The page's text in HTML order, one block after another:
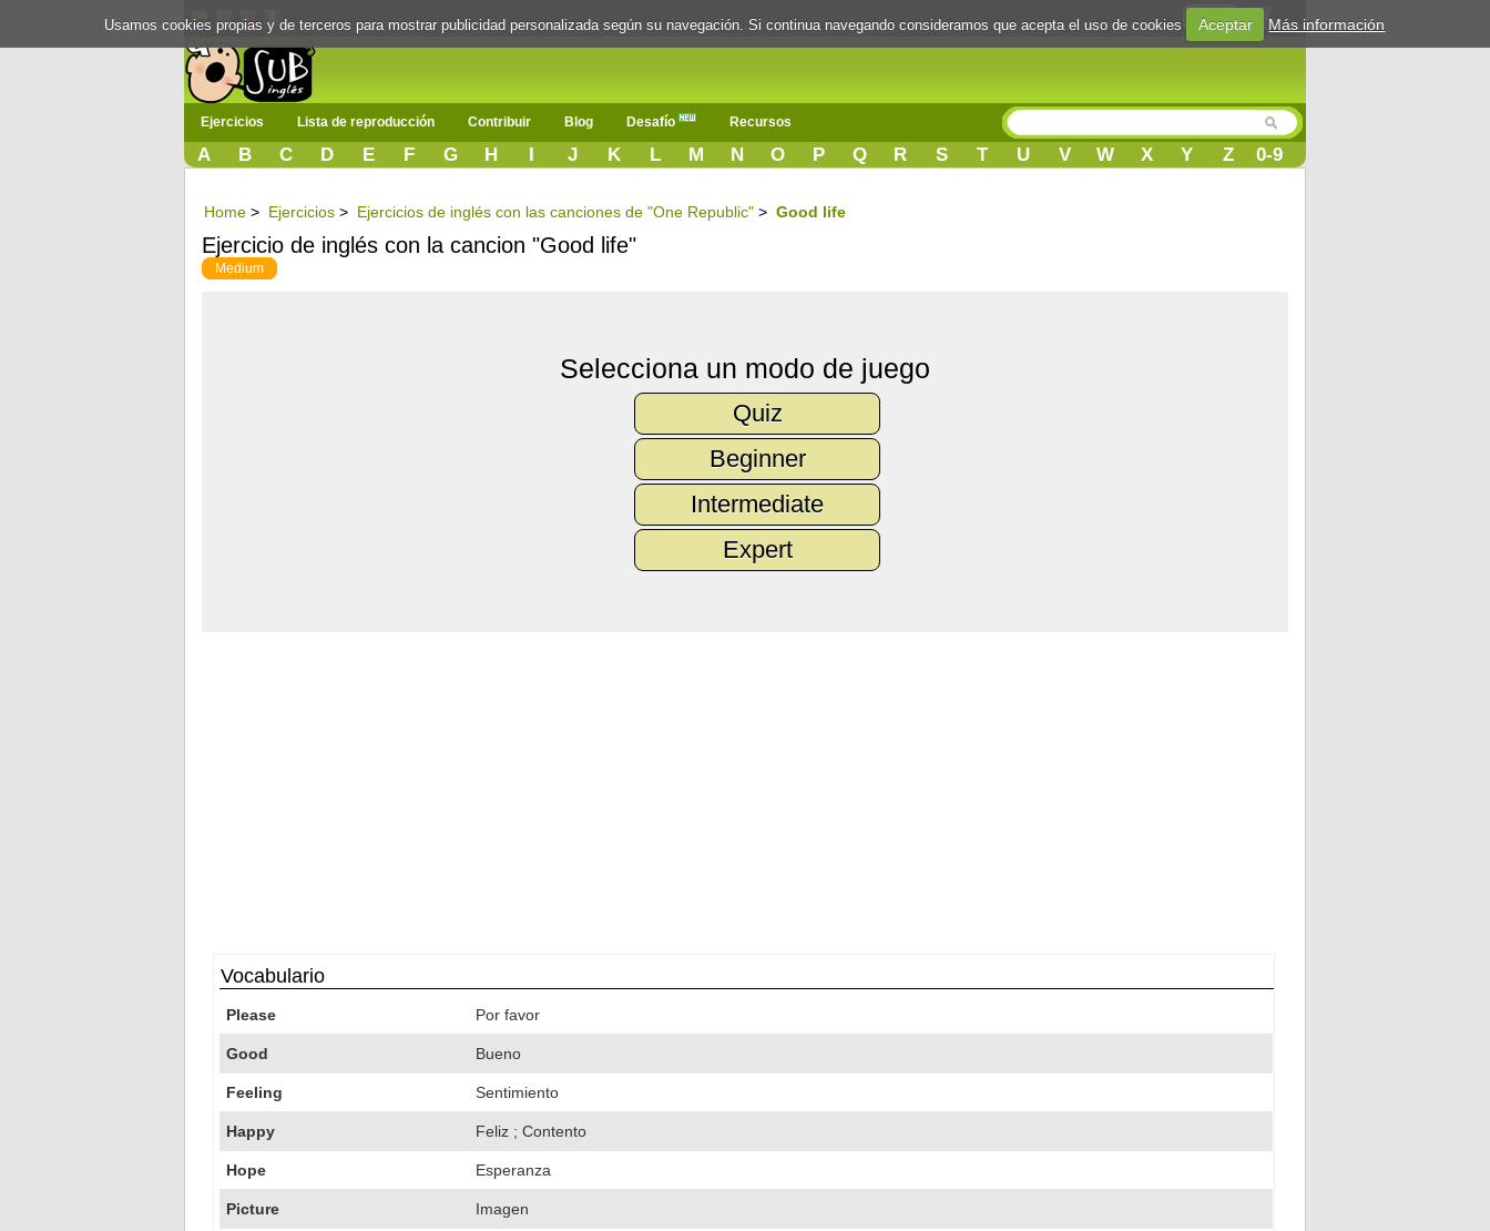
Login
Ejercicios Lista de reproducción Contribuir Blog Desafío Recursos
A B C D E F G H I J K L M N O P Q R S T U V W X Y Z 0-9
Home > Ejercicios > Ejercicios de inglés con las canciones de "One Republic" > Good life
Ejercicio de inglés con la cancion "Good life"
Medium
Selecciona un modo de juego
Quiz
Beginner
Intermediate
Expert
Vocabulario
Please Por favor
Good Bueno
Feeling Sentimiento
Happy Feliz ; Contento
Hope Esperanza
Picture Imagen
Usamos cookies propias y de terceros para mostrar publicidad personalizada según su navegación. Si continua navegando consideramos que acepta el uso de cookies Aceptar Más información